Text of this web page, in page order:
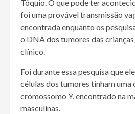
Tóquio. O que pode ter
foi uma provável transmissão
encontrada enquanto os
o DNA dos tumores das
clínico.
Foi durante essa pesquisa que
células dos tumores tinham uma
cromossomo Y, encontrado na
masculinas.